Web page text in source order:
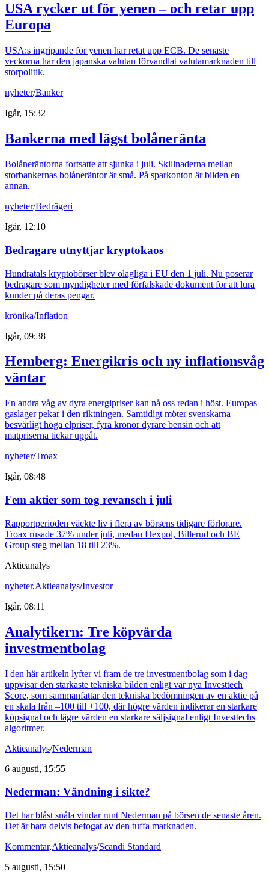
USA rycker ut för yenen – och retar upp
Europa
USA:s ingripande för yenen har retat upp ECB. De senaste
veckorna har den japanska valutan förvandlat valutamarknaden till
storpolitik.
nyheter/Banker
Igår, 15:32
Bankerna med lägst bolåneränta
Bolåneräntorna fortsatte att sjunka i juli. Skillnaderna mellan
storbankernas bolåneräntor är små. På sparkonton är bilden en
annan.
nyheter/Bedrägeri
Igår, 12:10
Bedragare utnyttjar kryptokaos
Hundratals kryptobörser blev olagliga i EU den 1 juli. Nu poserar
bedragare som myndigheter med förfalskade dokument för att lura
kunder på deras pengar.
krönika/Inflation
Igår, 09:38
Hemberg: Energikris och ny inflationsvåg
väntar
En andra våg av dyra energipriser kan nå oss redan i höst. Europas
gaslager pekar i den riktningen. Samtidigt möter svenskarna
besvärligt höga elpriser, fyra kronor dyrare bensin och att
matpriserna tickar uppåt.
nyheter/Troax
Igår, 08:48
Fem aktier som tog revansch i juli
Rapportperioden väckte liv i flera av börsens tidigare förlorare.
Troax rusade 37% under juli, medan Hexpol, Billerud och BE
Group steg mellan 18 till 23%.
Aktieanalys
nyheter,Aktieanalys/Investor
Igår, 08:11
Analytikern: Tre köpvärda
investmentbolag
I den här artikeln lyfter vi fram de tre investmentbolag som i dag
uppvisar den starkaste tekniska bilden enligt vår nya Investtech
Score, som sammanfattar den tekniska bedömningen av en aktie på
en skala från –100 till +100, där högre värden indikerar en starkare
köpsignal och lägre värden en starkare säljsignal enligt Investtechs
algoritmer.
Aktieanalys/Nederman
6 augusti, 15:55
Nederman: Vändning i sikte?
Det har blåst snåla vindar runt Nederman på börsen de senaste åren.
Det är bara delvis befogat av den tuffa marknaden.
Kommentar,Aktieanalys/Scandi Standard
5 augusti, 15:50